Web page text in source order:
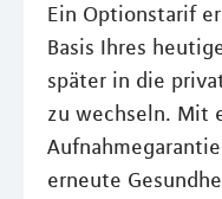
Ein Optionstarif
Basis Ihres
später in die
zu wechseln. Mit
erneute